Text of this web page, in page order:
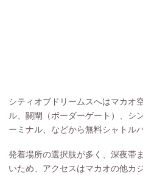
シティオブドリームスへはマカオ
ル、關閘（ボーダーゲート）、シ
ーミナル、などから無料シャトル
発着場所の選択肢が多く、深夜帯
いため、アクセスはマカオの他カ